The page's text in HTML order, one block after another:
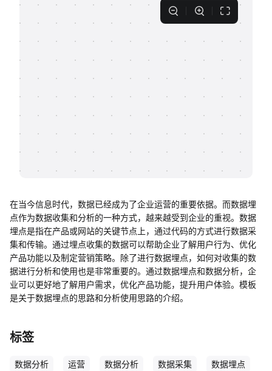
帮助中心
在当今信息时代，数据已经成为了企业运营的重要依据。而数据埋
点作为数据收集和分析的一种方式，越来越受到企业的重视。数据
埋点是指在产品或网站的关键节点上，通过代码的方式进行数据采
集和传输。通过埋点收集的数据可以帮助企业了解用户行为、优化
产品功能以及制定营销策略。除了进行数据埋点，如何对收集的数
据进行分析和使用也是非常重要的。通过数据埋点和数据分析，企
业可以更好地了解用户需求，优化产品功能，提升用户体验。模板
是关于数据埋点的思路和分析使用思路的介绍。
标签
数据分析 运营 数据分析 数据采集 数据埋点